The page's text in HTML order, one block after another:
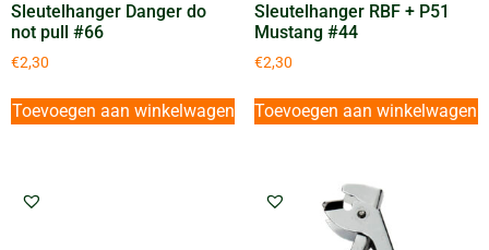
Sleutelhanger Danger do
not pull #66
€2,30
Toevoegen aan winkelwagen
Sleutelhanger RBF + P51
Mustang #44
€2,30
Toevoegen aan winkelwagen